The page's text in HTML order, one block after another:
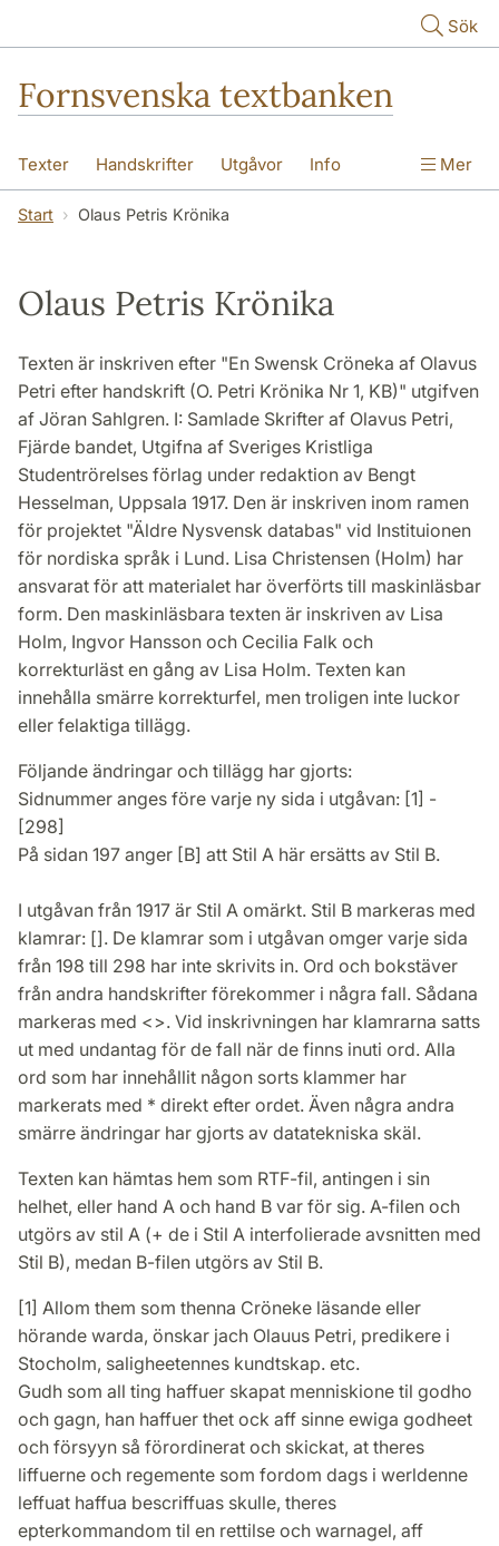
Sök
Fornsvenska textbanken
Texter Handskrifter Utgåvor Info Mer
Start Olaus Petris Krönika
Olaus Petris Krönika
Texten är inskriven efter "En Swensk Cröneka af Olavus
Petri efter handskrift (O. Petri Krönika Nr 1, KB)" utgifven
af Jöran Sahlgren. I: Samlade Skrifter af Olavus Petri,
Fjärde bandet, Utgifna af Sveriges Kristliga
Studentrörelses förlag under redaktion av Bengt
Hesselman, Uppsala 1917. Den är inskriven inom ramen
för projektet "Äldre Nysvensk databas" vid Instituionen
för nordiska språk i Lund. Lisa Christensen (Holm) har
ansvarat för att materialet har överförts till maskinläsbar
form. Den maskinläsbara texten är inskriven av Lisa
Holm, Ingvor Hansson och Cecilia Falk och
korrekturläst en gång av Lisa Holm. Texten kan
innehålla smärre korrekturfel, men troligen inte luckor
eller felaktiga tillägg.
Följande ändringar och tillägg har gjorts:
Sidnummer anges före varje ny sida i utgåvan: [1] -
[298]
På sidan 197 anger [B] att Stil A här ersätts av Stil B.
I utgåvan från 1917 är Stil A omärkt. Stil B markeras med
klamrar: []. De klamrar som i utgåvan omger varje sida
från 198 till 298 har inte skrivits in. Ord och bokstäver
från andra handskrifter förekommer i några fall. Sådana
markeras med <>. Vid inskrivningen har klamrarna satts
ut med undantag för de fall när de finns inuti ord. Alla
ord som har innehållit någon sorts klammer har
markerats med * direkt efter ordet. Även några andra
smärre ändringar har gjorts av datatekniska skäl.
Texten kan hämtas hem som RTF-fil, antingen i sin
helhet, eller hand A och hand B var för sig. A-filen och
utgörs av stil A (+ de i Stil A interfolierade avsnitten med
Stil B), medan B-filen utgörs av Stil B.
[1] Allom them som thenna Cröneke läsande eller
hörande warda, önskar jach Olauus Petri, predikere i
Stocholm, saligheetennes kundtskap. etc.
Gudh som all ting haffuer skapat menniskione til godho
och gagn, han haffuer thet ock aff sinne ewiga godheet
och försyyn så förordinerat och skickat, at theres
liffuerne och regemente som fordom dags i werldenne
leffuat haffua bescriffuas skulle, theres
epterkommandom til en rettilse och warnagel, aff